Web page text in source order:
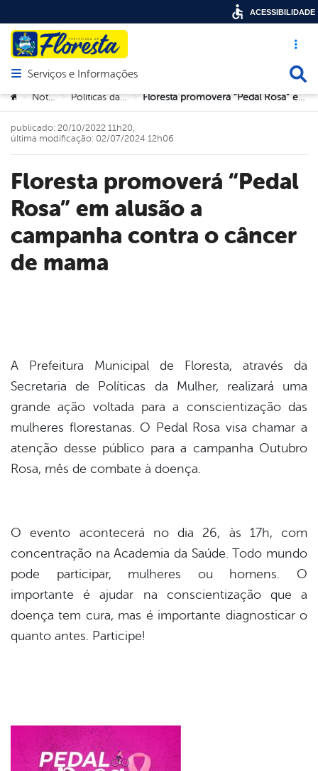
Acesso
Abrir menu principal de navegação
Serviços e Informações
Você está aqui:
> Notícias > Políticas da Mulher > Floresta promoverá “Pedal Rosa” em alusão a campanha contra o câncer de mama
Floresta promoverá “Pedal
Rosa” em alusão a
campanha contra o câncer
de mama
publicado: 20/10/2022 11h20,
última modificação: 02/07/2024 12h06
A Prefeitura Municipal de Floresta, através da
Secretaria de Políticas da Mulher, realizará uma
grande ação voltada para a conscientização das
mulheres florestanas. O Pedal Rosa visa chamar a
atenção desse público para a campanha Outubro
Rosa, mês de combate à doença.
O evento acontecerá no dia 26, às 17h, com
concentração na Academia da Saúde. Todo mundo
pode participar, mulheres ou homens. O
importante é ajudar na conscientização que a
doença tem cura, mas é importante diagnosticar o
quanto antes. Participe!
ACESSIBILIDADE